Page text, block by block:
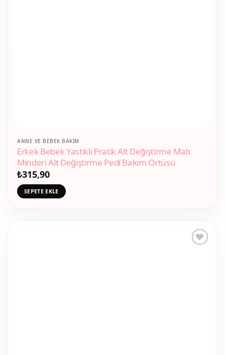
ANNE VE BEBEK BAKIM
Erkek Bebek Yastıklı Pratik Alt Değiştirme Matı
Minderi Alt Değiştirme Pedi Bakım Örtüsü
₺315,90
SEPETE EKLE